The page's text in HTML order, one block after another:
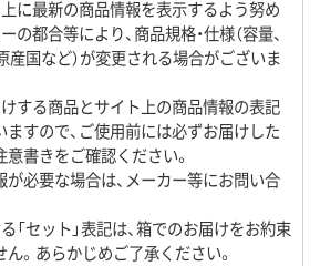
に最新の商品情報を表示するよう努め
の都合等により、商品規格・仕様（容量、
産国など）が変更される場合がございま
する商品とサイト上の商品情報の表記
すので、ご使用前には必ずお届けした
書きをご確認ください。
必要な場合は、メーカー等にお問い合
「セット」表記は、箱でのお届けをお約束
。あらかじめご了承ください。